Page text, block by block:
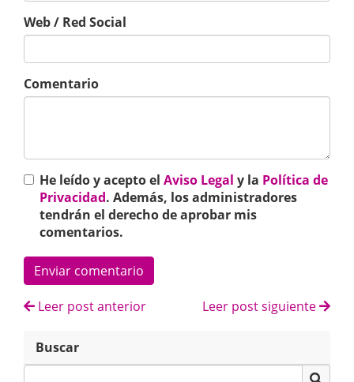
Web / Red Social
Comentario
He leído y acepto el Aviso Legal y la Política de
Privacidad. Además, los administradores
tendrán el derecho de aprobar mis
comentarios.
Enviar comentario
Leer post anterior Leer post siguiente
Buscar